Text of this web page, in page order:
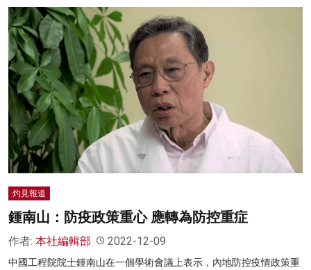
灼見報道
鍾南山：防疫政策重心 應轉為防控重症
作者: 本社編輯部 2022-12-09
中國工程院院士鍾南山在一個學術會議上表示，內地防控疫情政策重